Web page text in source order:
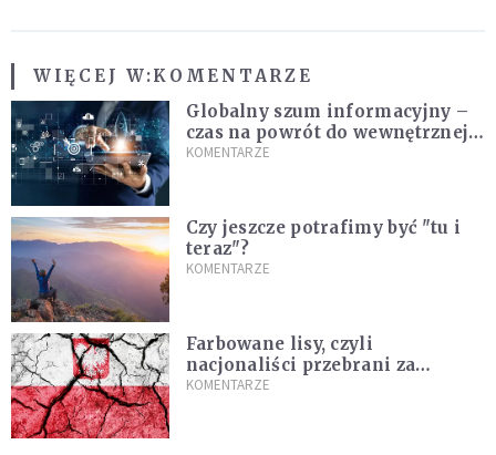
WIĘCEJ W:KOMENTARZE
Globalny szum informacyjny –
czas na powrót do wewnętrznej
prawdy
KOMENTARZE
Czy jeszcze potrafimy być "tu i
teraz"?
KOMENTARZE
Farbowane lisy, czyli
nacjonaliści przebrani za
chrześcijan
KOMENTARZE